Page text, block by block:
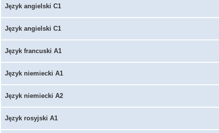
Język angielski C1
Język angielski C1
Język francuski A1
Język niemiecki A1
Język niemiecki A2
Język rosyjski A1